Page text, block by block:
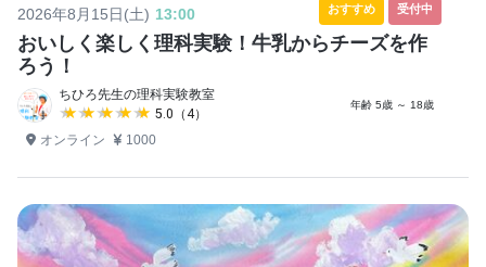
2026年8月15日(土) 13:00 おすすめ 受付中
おいしく楽しく理科実験！牛乳からチーズを作
ろう！
ちひろ先生の理科実験教室
★★★★★
★★★★★ 5.0（4） 年齢 5歳 ～ 18歳
オンライン 1000